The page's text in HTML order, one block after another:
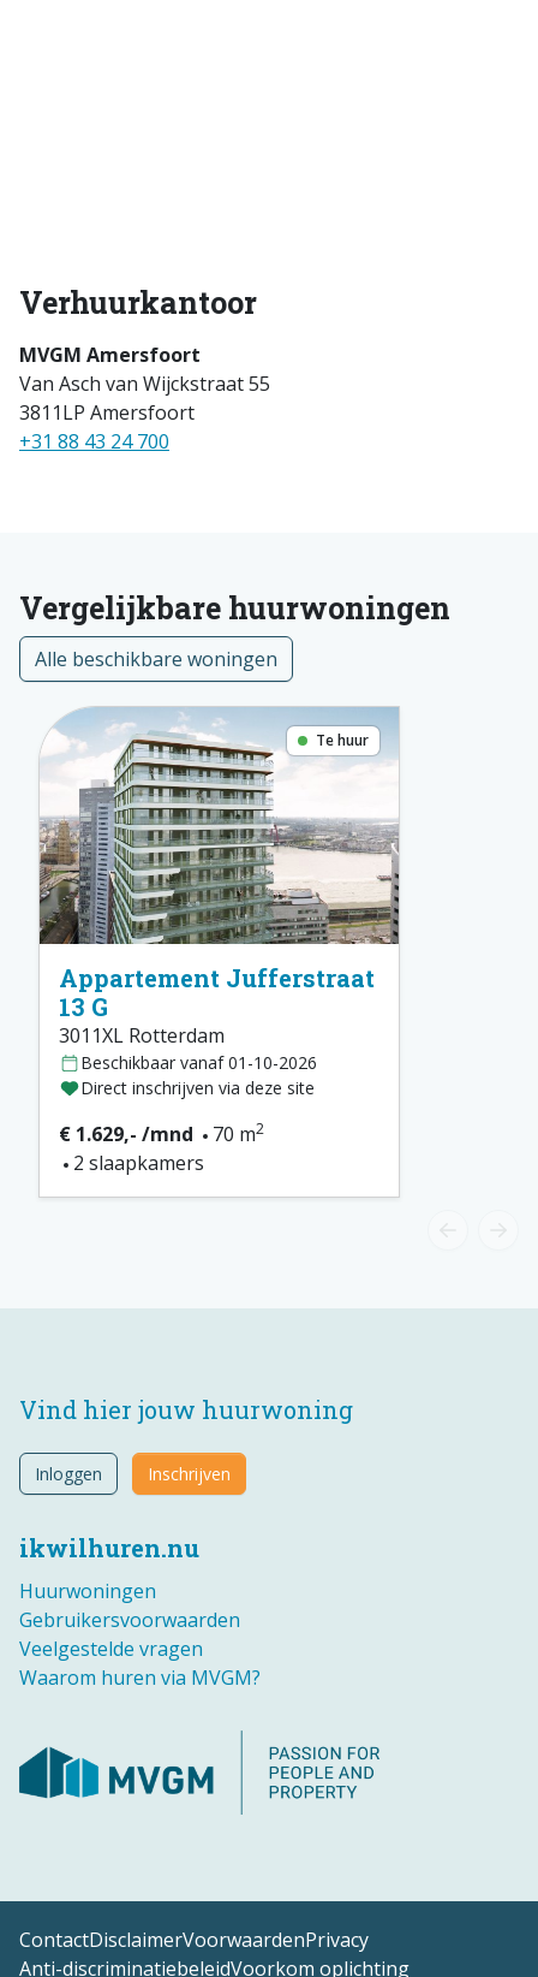
Verhuurkantoor
MVGM Amersfoort
Van Asch van Wijckstraat 55
3811LP Amersfoort
+31 88 43 24 700
Vergelijkbare huurwoningen
Alle beschikbare woningen
Te huur
Appartement Jufferstraat
13 G
3011XL Rotterdam
Beschikbaar vanaf 01-10-2026
Direct inschrijven via deze site
€ 1.629,- /mnd 70 m2
2 slaapkamers
ikwilhuren.nu
Huurwoningen
Gebruikersvoorwaarden
Veelgestelde vragen
Waarom huren via MVGM?
Vind hier jouw huurwoning
Inloggen Inschrijven
ContactDisclaimerVoorwaardenPrivacy
Anti-discriminatiebeleidVoorkom oplichting